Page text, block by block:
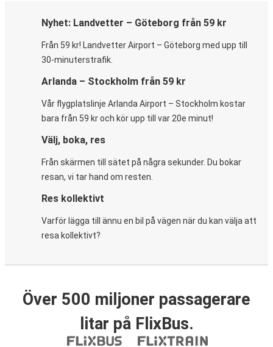
Nyhet: Landvetter – Göteborg från 59 kr
Från 59 kr! Landvetter Airport – Göteborg med upp till
30-minuterstrafik.
Arlanda – Stockholm från 59 kr
Vår flygplatslinje Arlanda Airport – Stockholm kostar
bara från 59 kr och kör upp till var 20e minut!
Välj, boka, res
Från skärmen till sätet på några sekunder. Du bokar
resan, vi tar hand om resten.
Res kollektivt
Varför lägga till ännu en bil på vägen när du kan välja att
resa kollektivt?
Över 500 miljoner passagerare
litar på FlixBus.